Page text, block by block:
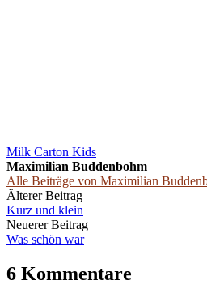
Milk Carton Kids
Maximilian Buddenbohm
Alle Beiträge von Maximilian
Beitrags-
Navigation
Älterer Beitrag
Kurz und klein
Neuerer Beitrag
Was schön war
6 Kommentare